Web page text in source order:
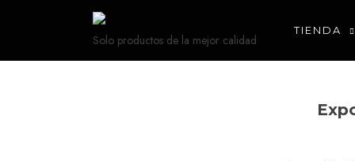
Solo productos de la mejor calidad
TIENDA